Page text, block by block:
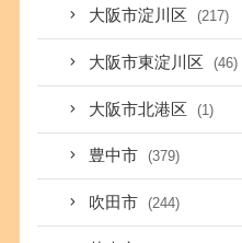
大阪市淀川区 (217)
大阪市東淀川区 (46)
大阪市北港区 (1)
豊中市 (379)
吹田市 (244)